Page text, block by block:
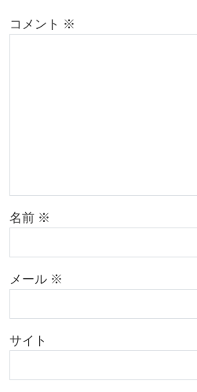
コメント ※
名前 ※
メール ※
サイト